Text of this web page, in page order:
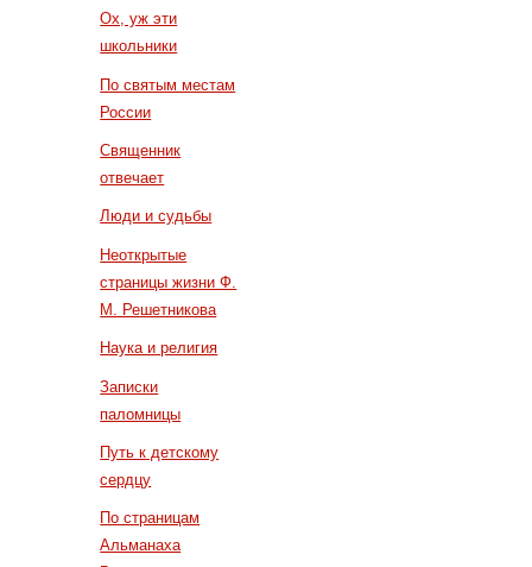
Ох, уж эти
школьники
По святым местам
России
Священник
отвечает
Люди и судьбы
Неоткрытые
страницы жизни Ф.
М. Решетникова
Наука и религия
Записки
паломницы
Путь к детскому
сердцу
По страницам
Альманаха